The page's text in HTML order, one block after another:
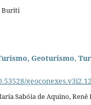
Buriti
Geoturismo,
Sabóia de Aquino,